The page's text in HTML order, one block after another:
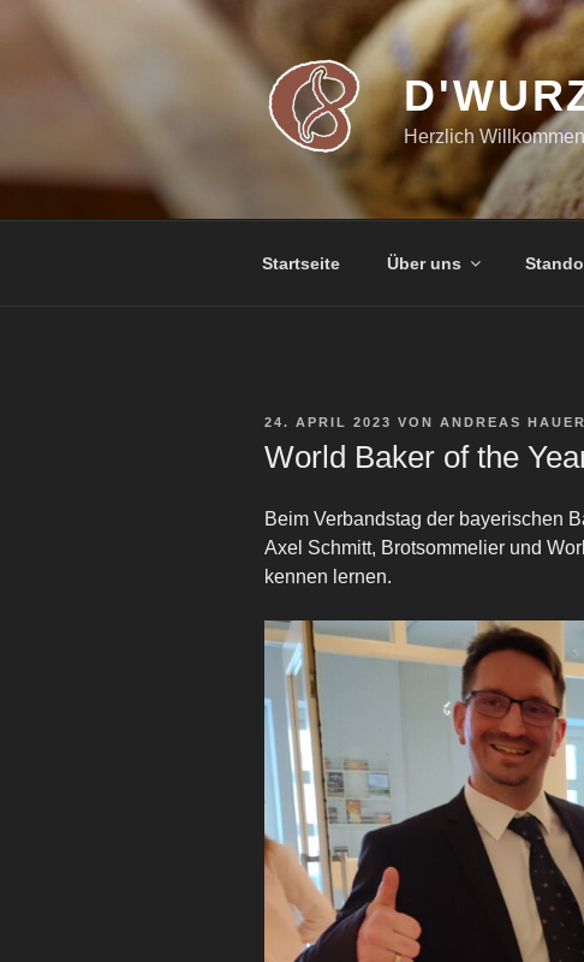
Herzlich Willkommen
Startseite Über uns
VERÖFFENTLICHT
24. APRIL 2023 VON ANDREAS HAUER
World Baker of the
Beim Verbandstag der bayerischen
Axel Schmitt, Brotsommelier und
kennen lernen.